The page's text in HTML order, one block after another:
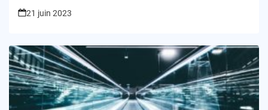
21 juin 2023